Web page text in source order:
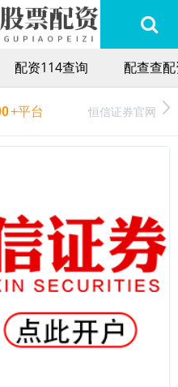
配资114查询 配查查
+平台 恒信证券官网